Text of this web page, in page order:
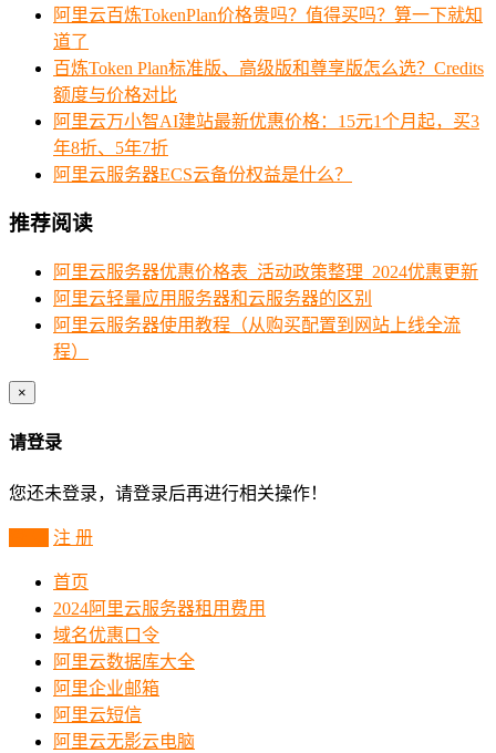
阿里云百炼TokenPlan价格贵吗？值得买吗？算一下就知
道了
百炼Token Plan标准版、高级版和尊享版怎么选？Credits
额度与价格对比
阿里云万小智AI建站最新优惠价格：15元1个月起，买3
年8折、5年7折
阿里云服务器ECS云备份权益是什么？
推荐阅读
阿里云服务器优惠价格表_活动政策整理_2024优惠更新
阿里云轻量应用服务器和云服务器的区别
阿里云服务器使用教程（从购买配置到网站上线全流
程）
×
请登录
您还未登录，请登录后再进行相关操作！
注 册
首页
2024阿里云服务器租用费用
域名优惠口令
阿里云数据库大全
阿里企业邮箱
阿里云短信
阿里云无影云电脑